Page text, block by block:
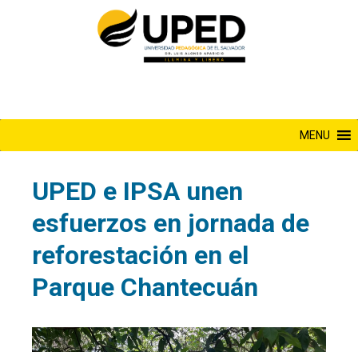
MENU
UPED e IPSA unen
esfuerzos en jornada de
reforestación en el
Parque Chantecuán